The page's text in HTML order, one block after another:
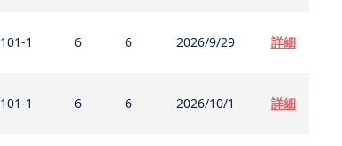
101-1 6 6 2026/9/29 詳細
101-1 6 6 2026/10/1 詳細